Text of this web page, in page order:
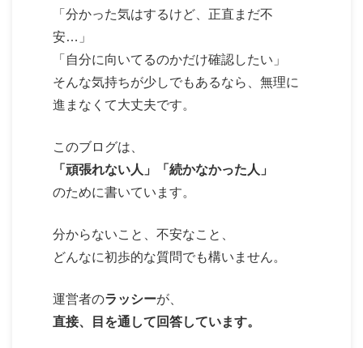
「分かった気はするけど、正直まだ不
安…」
「自分に向いてるのかだけ確認したい」
そんな気持ちが少しでもあるなら、無理に
進まなくて大丈夫です。
このブログは、
「頑張れない人」「続かなかった人」
のために書いています。
分からないこと、不安なこと、
どんなに初歩的な質問でも構いません。
運営者のラッシーが、
直接、目を通して回答しています。